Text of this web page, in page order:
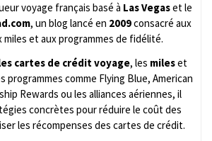
voyage français basé à Las Vegaset le
, un blog lancé en 2009consacré aux
miles et aux programmes de fidélité.
cartes de crédit voyage, les mileset
programmes comme Flying Blue, American
Rewards ou les alliances aériennes, il
concrètes pour réduire le coût des
les récompenses des cartes de crédit.